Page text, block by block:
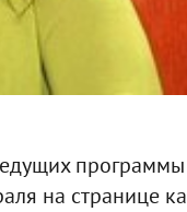
на странице